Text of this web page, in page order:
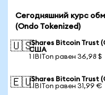
Сегодняшний курс
(Ondo Tokenized)
🇺🇸iShares Bitcoin Trust
США
1 IBITon равен 36,98 $
🇪🇺iShares Bitcoin Trust
1 IBITon равен 31,99 €